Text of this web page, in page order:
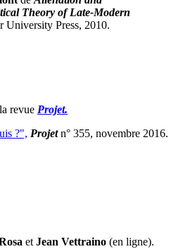
Theory of Late-Modern
University Press, 2010.
revue Projet.
?", Projet n° 355, novembre 2016.
etJean Vettraino (en ligne).